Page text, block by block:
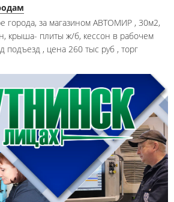
города, за магазином АВТОМИР , 30м2,
крыша- плиты ж/б, кессон в рабочем
подъезд , цена 260 тыс руб , торг